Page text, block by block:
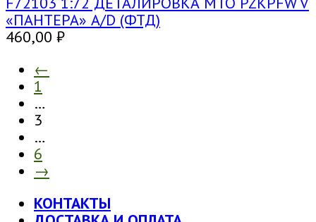
«ПАНТЕРА» A/D (ФТД)
460,00 ₽
←
1
…
3
…
6
→
КОНТАКТЫ